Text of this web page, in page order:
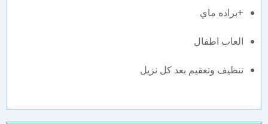
+براده ماي
العاب اطفال
تنظيف وتعقيم بعد كل نزيل